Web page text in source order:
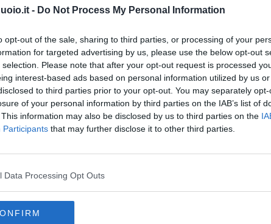
- Do Not Process My Personal Information
opt-out of the sale, sharing to third parties, or processing of your
for targeted advertising by us, please use the below opt-out
Please note that after your opt-out request is processed
interest-based ads based on personal information utilized by us
to third parties prior to your opt-out. You may separately
of your personal information by third parties on the IAB’s list of
information may also be disclosed by us to third parties on the
Participants that may further disclose it to other third parties.
Data Processing Opt Outs
TROPPO DISTRATTE” di Dario Dal Canto